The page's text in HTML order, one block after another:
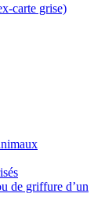
carte grise)
de griffure d’un